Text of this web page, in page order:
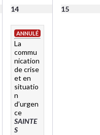
14
ANNULÉ
La
commu
nication
de crise
et en
situatio
n
d’urgen
ce
SAINTE
S
15